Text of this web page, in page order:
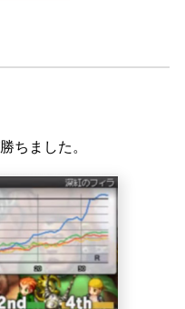
ちました。